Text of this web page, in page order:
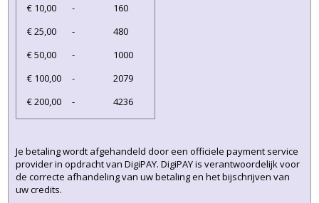
€ 10,00
-
160
€ 25,00
-
480
€ 50,00
-
1000
€ 100,00
-
2079
€ 200,00
- 4236
Je betaling wordt afgehandeld door een officiele payment service
provider in opdracht van DigiPAY. DigiPAY is verantwoordelijk voor
de correcte afhandeling van uw betaling en het bijschrijven van
uw credits.